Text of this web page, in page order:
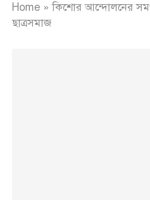
Home »কিশোর আন্দোলনের
ছাত্রসমাজ